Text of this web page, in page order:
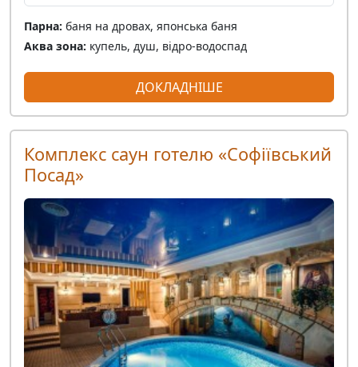
Парна: баня на дровах, японська баня
Аква зона: купель, душ, відро-водоспад
ДОКЛАДНІШЕ
Комплекс саун готелю «Софіївський
Посад»